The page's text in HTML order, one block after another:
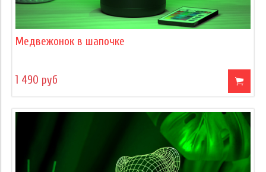
Медвежонок в шапочке
1 490 руб